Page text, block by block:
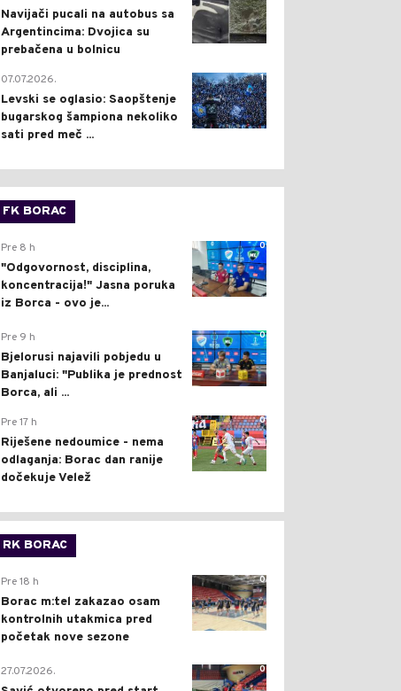
Navijači pucali na autobus sa
Argentincima: Dvojica su
prebačena u bolnicu
1
07.07.2026.
Levski se oglasio: Saopštenje
bugarskog šampiona nekoliko
sati pred meč ...
FK BORAC
0
Pre 8 h
"Odgovornost, disciplina,
koncentracija!" Jasna poruka
iz Borca - ovo je...
0
Pre 9 h
Bjelorusi najavili pobjedu u
Banjaluci: "Publika je prednost
Borca, ali ...
0
Pre 17 h
Riješene nedoumice - nema
odlaganja: Borac dan ranije
dočekuje Velež
RK BORAC
0
Pre 18 h
Borac m:tel zakazao osam
kontrolnih utakmica pred
početak nove sezone
0
27.07.2026.